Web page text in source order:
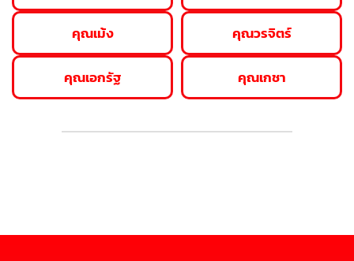
คุณเม้ง
คุณเอกรัฐ
คุณวรจิตร์
คุณเกชา